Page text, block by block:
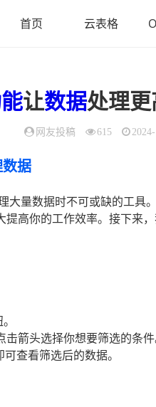
首页 云表格
让数据处理
网友投稿 615
数据
大量数据时不可或缺的工具
高你的工作效率。接下来
箭头选择你想要筛选的条件
查看筛选后的数据。